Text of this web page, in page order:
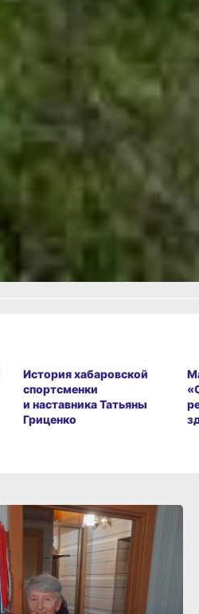
История хабаровской
спортсменки
и наставника Татьяны
Гриценко